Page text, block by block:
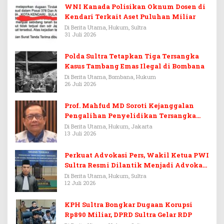
WNI Kanada Polisikan Oknum Dosen di
Kendari Terkait Aset Puluhan Miliar
Di Berita Utama, Hukum, Sultra
31 Juli 2026
Polda Sultra Tetapkan Tiga Tersangka
Kasus Tambang Emas Ilegal di Bombana
Di Berita Utama, Bombana, Hukum
26 Juli 2026
Prof. Mahfud MD Soroti Kejanggalan
Pengalihan Penyelidikan Tersangka
Febrie Adriansyah
Di Berita Utama, Hukum, Jakarta
13 Juli 2026
Perkuat Advokasi Pers, Wakil Ketua PWI
Sultra Resmi Dilantik Menjadi Advokat
PERADI
Di Berita Utama, Hukum, Sultra
12 Juli 2026
KPH Sultra Bongkar Dugaan Korupsi
Rp890 Miliar, DPRD Sultra Gelar RDP